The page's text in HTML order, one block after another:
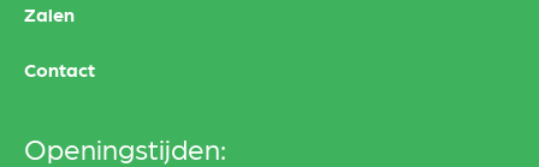
Zalen
Contact
Openingstijden: